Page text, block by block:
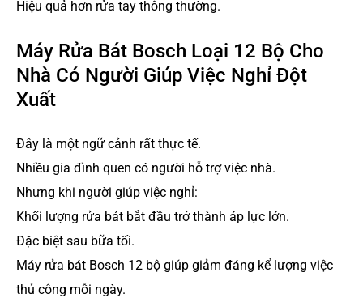
Hiệu quả hơn rửa tay thông thường.
Máy Rửa Bát Bosch Loại 12 Bộ Cho
Nhà Có Người Giúp Việc Nghỉ Đột
Xuất
Đây là một ngữ cảnh rất thực tế.
Nhiều gia đình quen có người hỗ trợ việc nhà.
Nhưng khi người giúp việc nghỉ:
Khối lượng rửa bát bắt đầu trở thành áp lực lớn.
Đặc biệt sau bữa tối.
Máy rửa bát Bosch 12 bộ giúp giảm đáng kể lượng việc
thủ công mỗi ngày.